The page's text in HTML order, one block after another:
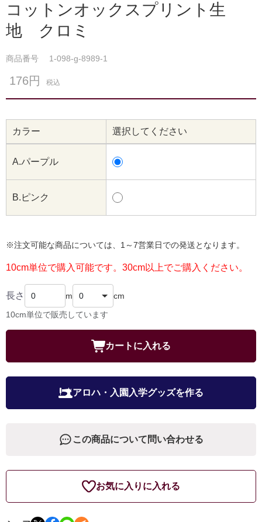
コットンオックスプリント生
地 クロミ
商品番号 1-098-g-8989-1
176円 税込
カラー 選択してください
A.パープル
B.ピンク
※注文可能な商品については、1～7営業日での発送となります。
10cm単位で購入可能です。30cm以上でご購入ください。
長さ m cm
10cm単位で販売しています
カートに入れる
アロハ・入園入学グッズを作る
この商品について問い合わせる
お気に入りに入れる